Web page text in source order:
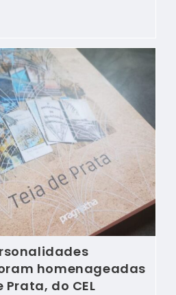
homenageadas
do CEL